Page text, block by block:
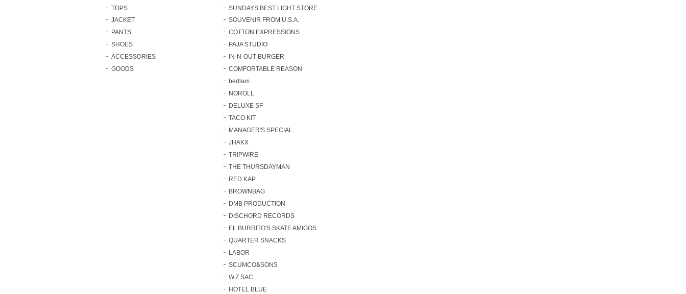
TOPS
JACKET
PANTS
SHOES
ACCESSORIES
GOODS
SUNDAYS BEST LIGHT STORE
SOUVENIR FROM U.S.A.
COTTON EXPRESSIONS
PAJA STUDIO
IN-N-OUT BURGER
COMFORTABLE REASON
bedlam
NOROLL
DELUXE SF
TACO KIT
MANAGER'S SPECIAL
JHAKX
TRIPWIRE
THE THURSDAYMAN
RED KAP
BROWNBAG
DMB PRODUCTION
DISCHORD RECORDS
EL BURRITO'S SKATE AMIGOS
QUARTER SNACKS
LABOR
SCUMCO&SONS
W.Z.SAC
HOTEL BLUE